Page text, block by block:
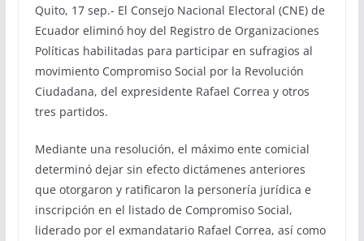
Quito, 17 sep.- El Consejo Nacional Electoral (CNE) de
Ecuador eliminó hoy del Registro de Organizaciones
Políticas habilitadas para participar en sufragios al
movimiento Compromiso Social por la Revolución
Ciudadana, del expresidente Rafael Correa y otros
tres partidos.
Mediante una resolución, el máximo ente comicial
determinó dejar sin efecto dictámenes anteriores
que otorgaron y ratificaron la personería jurídica e
inscripción en el listado de Compromiso Social,
liderado por el exmandatario Rafael Correa, así como